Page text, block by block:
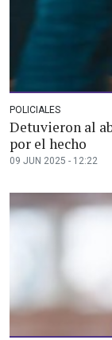
POLICIALES
Detuvieron al
por el hecho
09 JUN 2025 - 12:22